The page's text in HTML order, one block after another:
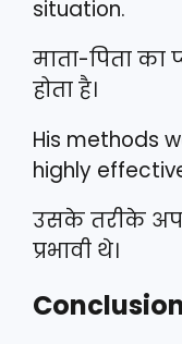
situation.
माता-पिता का
होता है।
His methods
highly
उसके तरीके
प्रभावी थे।